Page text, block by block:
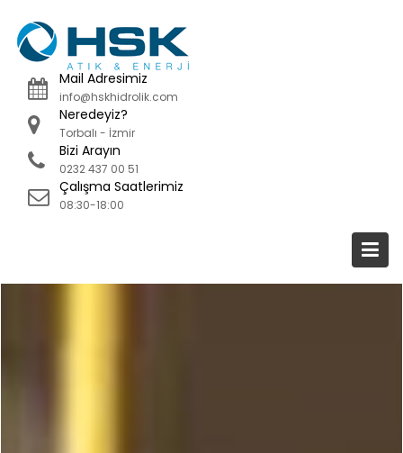
content
Mail Adresimiz
info@hskhidrolik.com
Neredeyiz?
Torbalı - İzmir
Bizi Arayın
0232 437 00 51
Çalışma Saatlerimiz
08:30-18:00